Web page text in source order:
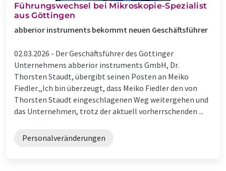
Führungswechsel bei Mikroskopie-Spezialist
aus Göttingen
abberior instruments bekommt neuen Geschäftsführer
02.03.2026 - Der Geschäftsführer des Göttinger
Unternehmens abberior instruments GmbH, Dr.
Thorsten Staudt, übergibt seinen Posten an Meiko
Fiedler.„Ich bin überzeugt, dass Meiko Fiedler den von
Thorsten Staudt eingeschlagenen Weg weitergehen und
das Unternehmen, trotz der aktuell vorherrschenden ...
Personalveränderungen